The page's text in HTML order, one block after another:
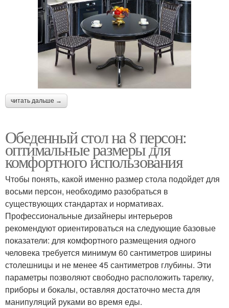
читать дальше →
Обеденный стол на 8 персон:
оптимальные размеры для
комфортного использования
Чтобы понять, какой именно размер стола подойдет для
восьми персон, необходимо разобраться в
существующих стандартах и нормативах.
Профессиональные дизайнеры интерьеров
рекомендуют ориентироваться на следующие базовые
показатели: для комфортного размещения одного
человека требуется минимум 60 сантиметров ширины
столешницы и не менее 45 сантиметров глубины. Эти
параметры позволяют свободно расположить тарелку,
приборы и бокалы, оставляя достаточно места для
манипуляций руками во время еды.